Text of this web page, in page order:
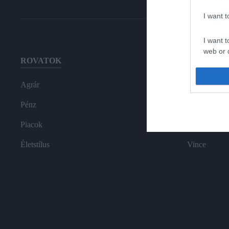
I want
I want
web or
I want
ROVATOK
Agrár
Pénz
Piacok
Életstílus
Magazin-
Vince